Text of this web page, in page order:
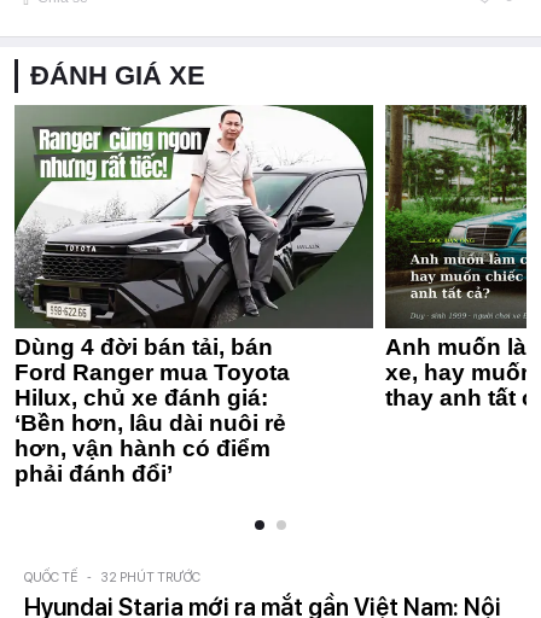
ĐÁNH GIÁ XE
Dùng 4 đời bán tải, bán
Ford Ranger mua Toyota
Hilux, chủ xe đánh giá:
‘Bền hơn, lâu dài nuôi rẻ
hơn, vận hành có điểm
phải đánh đổi’
Anh muốn
xe, hay
thay anh tất
QUỐC TẾ - 32 PHÚT TRƯỚC
Hyundai Staria mới ra mắt gần Việt Nam: Nội